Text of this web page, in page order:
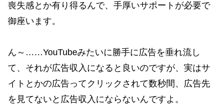
喪失感とか有り得るんで、手厚いサポートが必要で
御座います。
ん～……YouTubeみたいに勝手に広告を垂れ流し
て、それが広告収入になると良いのですが、実はサ
イトとかの広告ってクリックされて数秒間、広告先
を見てないと広告収入にならないんですよ。